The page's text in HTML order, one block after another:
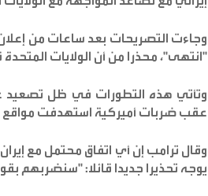
وجاءت التصريحات بعد ساعات من إعلان
"انتهى"، محذرا من أن الولايات
وتأتي هذه التطورات في ظل تصعيد
عقب ضربات أميركية استهدفت مواقع
وقال ترامب إن أي اتفاق محتمل مع
يوجه تحذيرا جديدا قائلا: "سنضربهم